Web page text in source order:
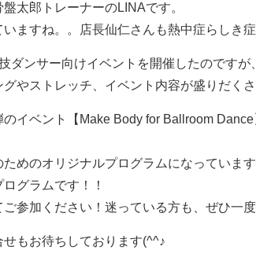
太郎トレーナーのLINAです。
ますね。。店長仙仁さんも熱中症らしき
ダンサー向けイベントを開催したのです
やストレッチ、イベント内容が盛りだく
のイベント【Make Body for Ballroom
めのオリジナルプログラムになっていま
グラムです！！
参加ください！迷っている方も、ぜひ一
せもお待ちしております(^^♪